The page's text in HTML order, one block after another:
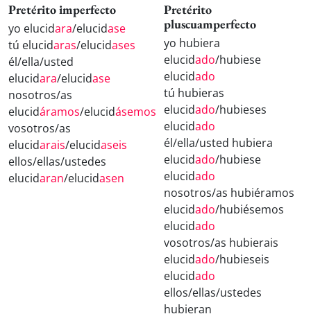
Pretérito imperfecto
yo elucidara/elucidase
tú elucidaras/elucidases
él/ella/usted
elucidara/elucidase
nosotros/as
elucidáramos/elucidásemos
vosotros/as
elucidarais/elucidaseis
ellos/ellas/ustedes
elucidaran/elucidasen
Pretérito
pluscuamperfecto
yo hubiera
elucidado/hubiese
elucidado
tú hubieras
elucidado/hubieses
elucidado
él/ella/usted hubiera
elucidado/hubiese
elucidado
nosotros/as hubiéramos
elucidado/hubiésemos
elucidado
vosotros/as hubierais
elucidado/hubieseis
elucidado
ellos/ellas/ustedes
hubieran